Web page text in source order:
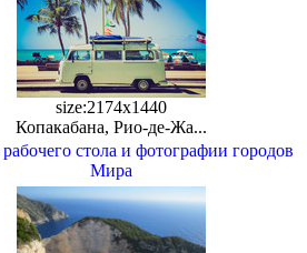
size:2174x1440
Копакабана, Рио-де-Жа...
стола и фотографии городов
Мира